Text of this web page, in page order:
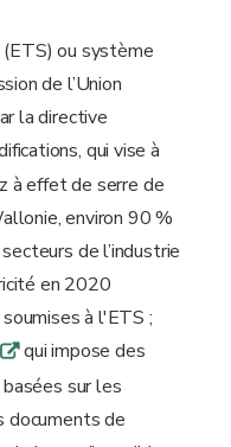
(ETS) ou système
de l’Union
la directive
qui vise à
à effet de serre de
environ 90 %
de l’industrie
en 2020
à l'ETS ;
qqui impose des
sur les
documents de